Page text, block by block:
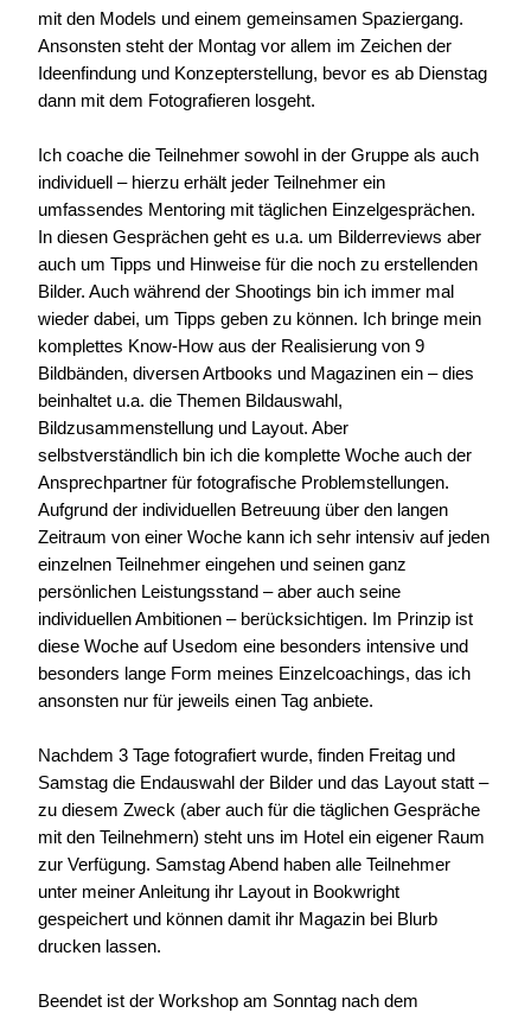
mit den Models und einem gemeinsamen Spaziergang.
Ansonsten steht der Montag vor allem im Zeichen der
Ideenfindung und Konzepterstellung, bevor es ab Dienstag
dann mit dem Fotografieren losgeht.
Ich coache die Teilnehmer sowohl in der Gruppe als auch
individuell – hierzu erhält jeder Teilnehmer ein
umfassendes Mentoring mit täglichen Einzelgesprächen.
In diesen Gesprächen geht es u.a. um Bilderreviews aber
auch um Tipps und Hinweise für die noch zu erstellenden
Bilder. Auch während der Shootings bin ich immer mal
wieder dabei, um Tipps geben zu können. Ich bringe mein
komplettes Know-How aus der Realisierung von 9
Bildbänden, diversen Artbooks und Magazinen ein – dies
beinhaltet u.a. die Themen Bildauswahl,
Bildzusammenstellung und Layout. Aber
selbstverständlich bin ich die komplette Woche auch der
Ansprechpartner für fotografische Problemstellungen.
Aufgrund der individuellen Betreuung über den langen
Zeitraum von einer Woche kann ich sehr intensiv auf jeden
einzelnen Teilnehmer eingehen und seinen ganz
persönlichen Leistungsstand – aber auch seine
individuellen Ambitionen – berücksichtigen. Im Prinzip ist
diese Woche auf Usedom eine besonders intensive und
besonders lange Form meines Einzelcoachings, das ich
ansonsten nur für jeweils einen Tag anbiete.
Nachdem 3 Tage fotografiert wurde, finden Freitag und
Samstag die Endauswahl der Bilder und das Layout statt –
zu diesem Zweck (aber auch für die täglichen Gespräche
mit den Teilnehmern) steht uns im Hotel ein eigener Raum
zur Verfügung. Samstag Abend haben alle Teilnehmer
unter meiner Anleitung ihr Layout in Bookwright
gespeichert und können damit ihr Magazin bei Blurb
drucken lassen.
Beendet ist der Workshop am Sonntag nach dem